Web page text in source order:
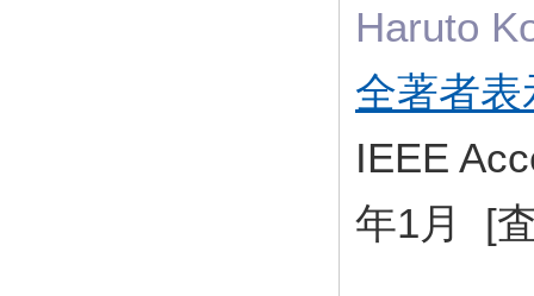
Haruto
全著者表
IEEE
年1月 [